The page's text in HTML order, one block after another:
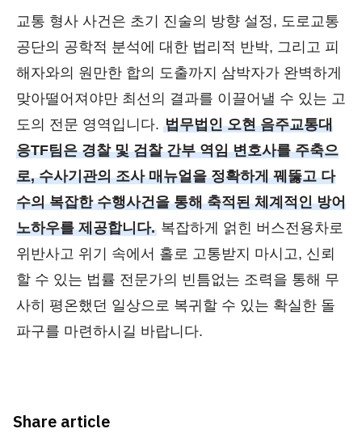
교통 형사 사건은 초기 진술의 방향 설정, 도로교통
공단의 공학적 분석에 대한 법리적 반박, 그리고 피
해자와의 원만한 합의 도출까지 삼박자가 완벽하게
맞아떨어져야만 최선의 결과를 이끌어낼 수 있는 고
도의 전문 영역입니다. 법무법인 오현 음주교통대
응TF팀은 경찰 및 검찰 간부 역임 변호사를 주축으
로, 수사기관의 조사 매뉴얼을 정확하게 꿰뚫고 다
수의 복잡한 수행사건을 통해 축적된 체계적인 방어
노하우를 제공합니다. 복잡하게 얽힌 버스전용차로
위반사고 위기 속에서 홀로 고통받지 마시고, 신뢰
할 수 있는 법률 전문가의 빈틈없는 조력을 통해 무
사히 평온했던 일상으로 복귀할 수 있는 확실한 돌
파구를 마련하시길 바랍니다.
Share article